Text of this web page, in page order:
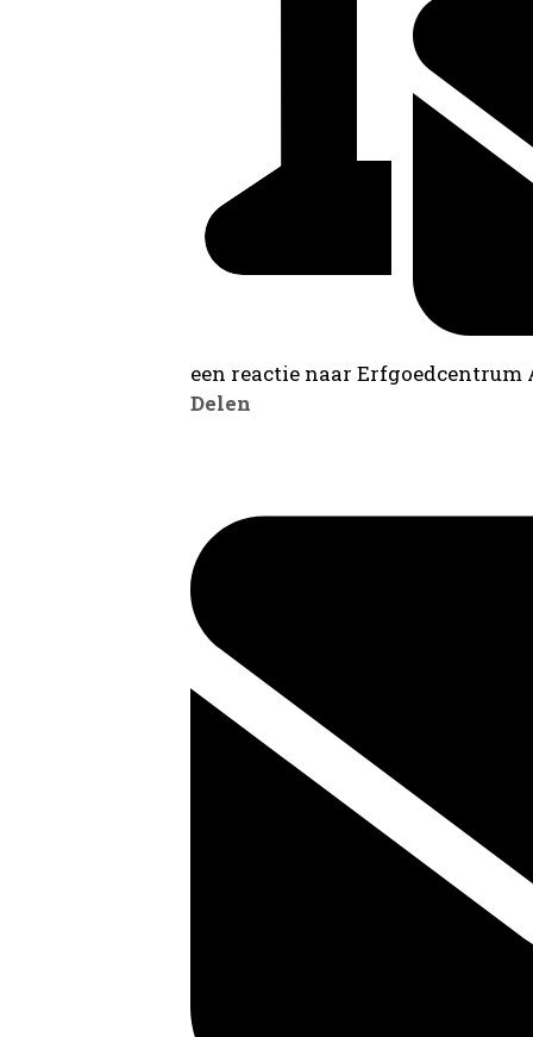
een reactie naar
Delen